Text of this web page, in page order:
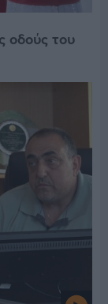
οδούς του